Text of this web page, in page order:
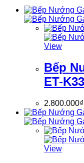
View
Bếp
ET-
2.800.000₫
View